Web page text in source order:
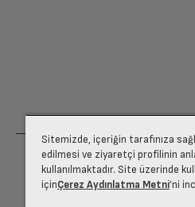
Sitemizde, içeriğin tarafınıza
edilmesi ve ziyaretçi profilinin
kullanılmaktadır. Site üzerinde
içinÇerez Aydınlatma Metni’ni